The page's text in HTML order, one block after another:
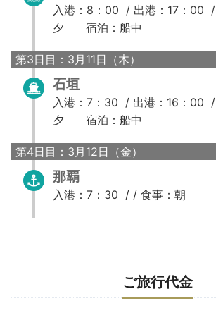
入港：8：00 / 出港：17：00 /
夕
宿泊：船中
第3日目：3月11日（木）
石垣
入港：7：30 / 出港：16：00 /
夕
宿泊：船中
第4日目：3月12日（金）
那覇
入港：7：30 / / 食事：朝
ご旅行代金